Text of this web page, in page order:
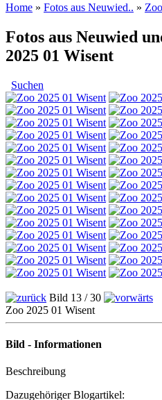
Home » Fotos aus Neuwied.. »
Fotos aus Neuwied
2025 01 Wisent
Suchen
Bild 13 / 30
Zoo 2025 01 Wisent
Bild - Informationen
Beschreibung
Dazugehöriger Blogartikel: